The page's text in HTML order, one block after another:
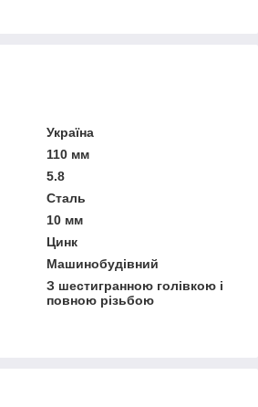
Україна
110 мм
5.8
Сталь
10 мм
Цинк
Машинобудівний
З шестигранною голівкою і
повною різьбою